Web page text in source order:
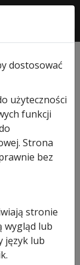
dostosować
użyteczności
funkcji
Strona
bez
stronie
wygląd lub
język lub